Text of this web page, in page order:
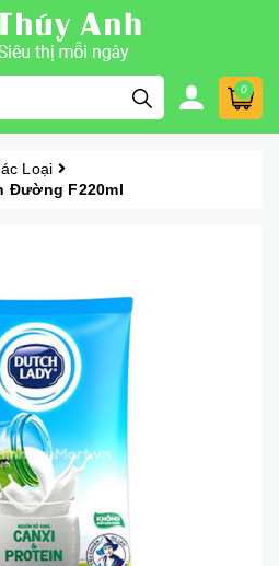
0
Loại
Đường F220ml